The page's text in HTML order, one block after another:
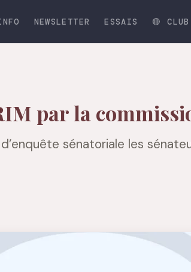
NEWSLETTER ESSAIS 🔴 CLUB
par la
sénatoriale les